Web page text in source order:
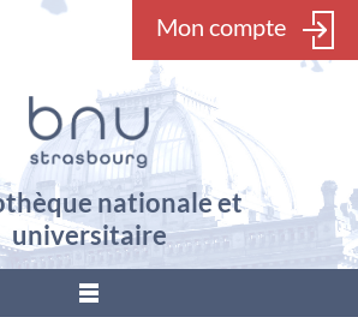
Mon compte
nationale et
universitaire
???